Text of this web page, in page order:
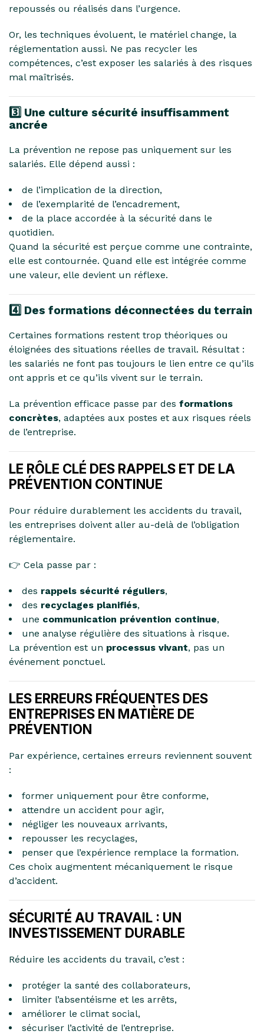
repoussés ou réalisés dans l’urgence.
Or, les techniques évoluent, le matériel change, la
réglementation aussi. Ne pas recycler les
compétences, c’est exposer les salariés à des risques
mal maîtrisés.
3️⃣ Une culture sécurité insuffisamment
ancrée
La prévention ne repose pas uniquement sur les
salariés. Elle dépend aussi :
de l’implication de la direction,
de l’exemplarité de l’encadrement,
de la place accordée à la sécurité dans le
quotidien.
Quand la sécurité est perçue comme une contrainte,
elle est contournée. Quand elle est intégrée comme
une valeur, elle devient un réflexe.
4️⃣ Des formations déconnectées du terrain
Certaines formations restent trop théoriques ou
éloignées des situations réelles de travail. Résultat :
les salariés ne font pas toujours le lien entre ce qu’ils
ont appris et ce qu’ils vivent sur le terrain.
La prévention efficace passe par des formations
concrètes, adaptées aux postes et aux risques réels
de l’entreprise.
LE RÔLE CLÉ DES RAPPELS ET DE LA
PRÉVENTION CONTINUE
Pour réduire durablement les accidents du travail,
les entreprises doivent aller au-delà de l’obligation
réglementaire.
👉 Cela passe par :
des rappels sécurité réguliers,
des recyclages planifiés,
une communication prévention continue,
une analyse régulière des situations à risque.
La prévention est un processus vivant, pas un
événement ponctuel.
LES ERREURS FRÉQUENTES DES
ENTREPRISES EN MATIÈRE DE
PRÉVENTION
Par expérience, certaines erreurs reviennent souvent
:
former uniquement pour être conforme,
attendre un accident pour agir,
négliger les nouveaux arrivants,
repousser les recyclages,
penser que l’expérience remplace la formation.
Ces choix augmentent mécaniquement le risque
d’accident.
SÉCURITÉ AU TRAVAIL : UN
INVESTISSEMENT DURABLE
Réduire les accidents du travail, c’est :
protéger la santé des collaborateurs,
limiter l’absentéisme et les arrêts,
améliorer le climat social,
sécuriser l’activité de l’entreprise.